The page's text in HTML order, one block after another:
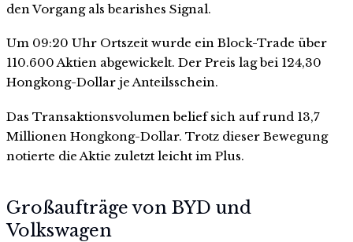
den Vorgang als bearishes Signal.
Um 09:20 Uhr Ortszeit wurde ein Block-Trade über
110.600 Aktien abgewickelt. Der Preis lag bei 124,30
Hongkong-Dollar je Anteilsschein.
Das Transaktionsvolumen belief sich auf rund 13,7
Millionen Hongkong-Dollar. Trotz dieser Bewegung
notierte die Aktie zuletzt leicht im Plus.
Großaufträge von BYD und
Volkswagen